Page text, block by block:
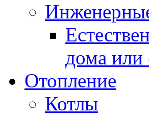
дома или
Отопление
Котлы